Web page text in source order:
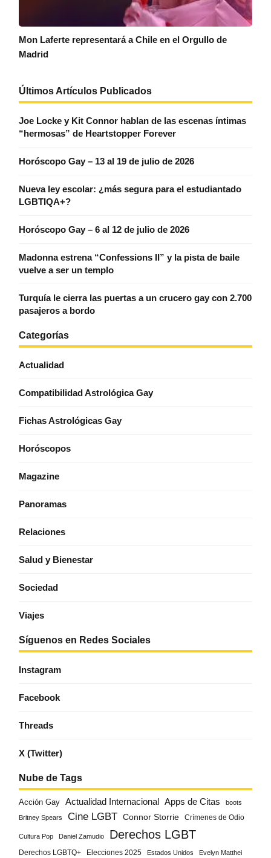
Mon Laferte representará a Chile en el Orgullo de
Madrid
Últimos Artículos Publicados
Joe Locke y Kit Connor hablan de las escenas íntimas
“hermosas” de Heartstopper Forever
Horóscopo Gay – 13 al 19 de julio de 2026
Nueva ley escolar: ¿más segura para el estudiantado
LGBTIQA+?
Horóscopo Gay – 6 al 12 de julio de 2026
Madonna estrena “Confessions II” y la pista de baile
vuelve a ser un templo
Turquía le cierra las puertas a un crucero gay con 2.700
pasajeros a bordo
Categorías
Actualidad
Compatibilidad Astrológica Gay
Fichas Astrológicas Gay
Horóscopos
Magazine
Panoramas
Relaciones
Salud y Bienestar
Sociedad
Viajes
Síguenos en Redes Sociales
Instagram
Facebook
Threads
X (Twitter)
Nube de Tags
Acción Gay Actualidad Internacional Apps de Citas boots
Britney Spears Cine LGBT Connor Storrie Crímenes de Odio
Cultura Pop Daniel Zamudio Derechos LGBT
Derechos LGBTQ+ Elecciones 2025 Estados Unidos Evelyn Matthei